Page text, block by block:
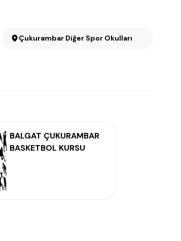
Çukurambar Diğer Spor Okulları
BALGAT ÇUKURAMBAR
BASKETBOL KURSU